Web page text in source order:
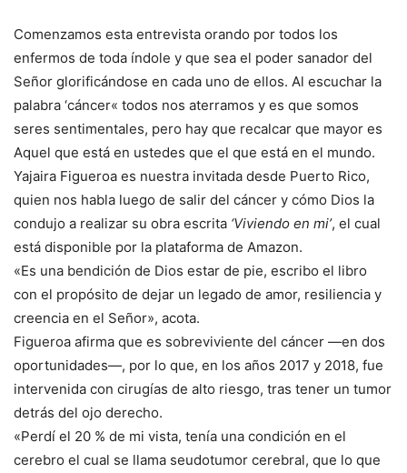
Comenzamos esta entrevista orando por todos los
enfermos de toda índole y que sea el poder sanador del
Señor glorificándose en cada uno de ellos. Al escuchar la
palabra ‘cáncer« todos nos aterramos y es que somos
seres sentimentales, pero hay que recalcar que mayor es
Aquel que está en ustedes que el que está en el mundo.
Yajaira Figueroa es nuestra invitada desde Puerto Rico,
quien nos habla luego de salir del cáncer y cómo Dios la
condujo a realizar su obra escrita ‘Viviendo en mi’, el cual
está disponible por la plataforma de Amazon.
«Es una bendición de Dios estar de pie, escribo el libro
con el propósito de dejar un legado de amor, resiliencia y
creencia en el Señor», acota.
Figueroa afirma que es sobreviviente del cáncer —en dos
oportunidades—, por lo que, en los años 2017 y 2018, fue
intervenida con cirugías de alto riesgo, tras tener un tumor
detrás del ojo derecho.
«Perdí el 20 % de mi vista, tenía una condición en el
cerebro el cual se llama seudotumor cerebral, que lo que